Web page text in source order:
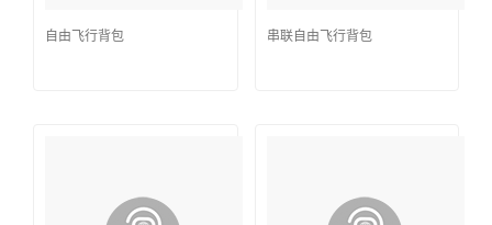
自由飞行背包 串联自由飞行背包